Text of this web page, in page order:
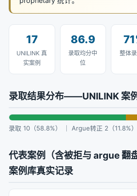
17
UNILINK 真
实案例
86.9
录取均分中
位
整体
录取结果分布——UNILINK 案
录取 10（58.8%） ｜ Argue转正 2（11.8%
代表案例（含被拒与 argue
案例库真实记录